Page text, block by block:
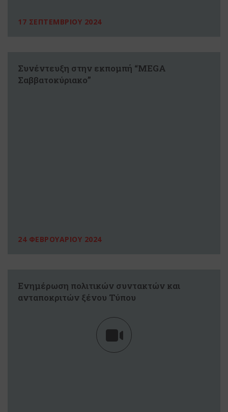
17 ΣΕΠΤΕΜΒΡΙΟΥ 2024
Συνέντευξη στην εκπομπή “MEGA
Σαββατοκύριακο”
24 ΦΕΒΡΟΥΑΡΙΟΥ 2024
Ενημέρωση πολιτικών συντακτών και
ανταποκριτών ξένου Τύπου